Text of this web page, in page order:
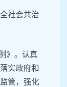
社会共治
》。认真
实政府和
管，强化